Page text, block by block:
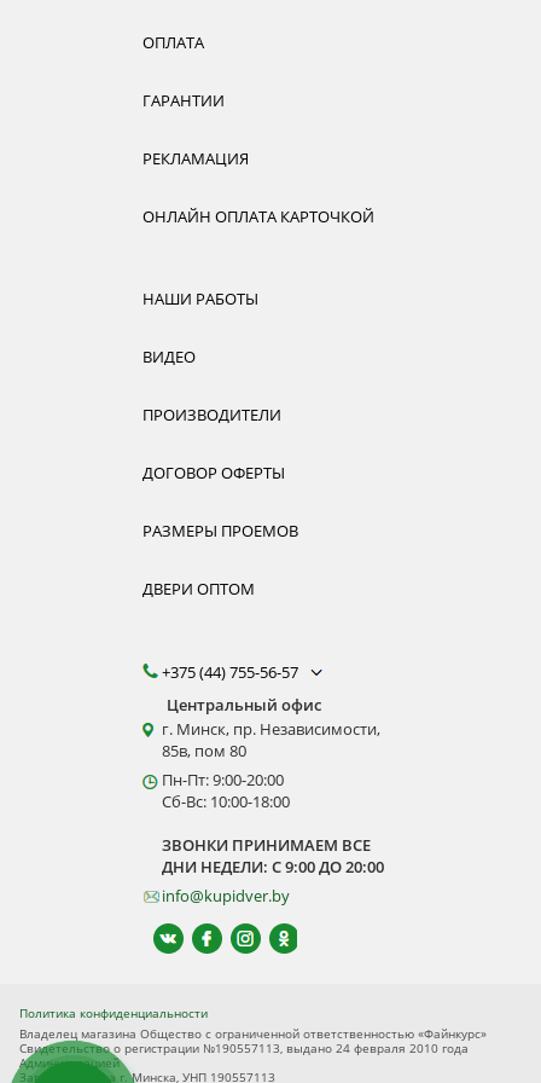
ОПЛАТА
ГАРАНТИИ
РЕКЛАМАЦИЯ
ОНЛАЙН ОПЛАТА КАРТОЧКОЙ
НАШИ РАБОТЫ
ВИДЕО
ПРОИЗВОДИТЕЛИ
ДОГОВОР ОФЕРТЫ
РАЗМЕРЫ ПРОЕМОВ
ДВЕРИ ОПТОМ
+375 (44) 755-56-57
Центральный офис
г. Минск, пр. Независимости,
85в, пом 80
Пн-Пт: 9:00-20:00
Сб-Вс: 10:00-18:00
ЗВОНКИ ПРИНИМАЕМ ВСЕ
ДНИ НЕДЕЛИ: С 9:00 ДО 20:00
info@kupidver.by
Политика конфиденциальности
Владелец магазина Общество с ограниченной ответственностью «Файнкурс»
Свидетельство о регистрации №190557113, выдано 24 февраля 2010 года
Администрацией
Заводского р-на г. Минска, УНП 190557113